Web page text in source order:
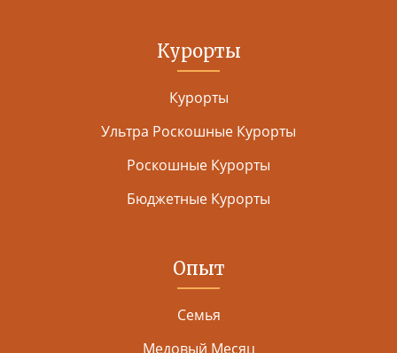
Курорты
Курорты
Ультра Роскошные Курорты
Роскошные Курорты
Бюджетные Курорты
Опыт
Семья
Медовый Месяц